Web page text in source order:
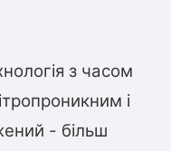
з часом
і
- більш